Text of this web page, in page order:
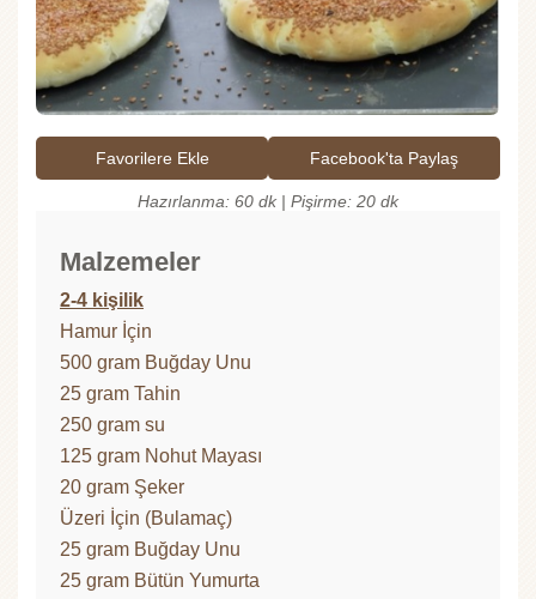
Favorilere Ekle Facebook'ta Paylaş
Hazırlanma: 60 dk | Pişirme: 20 dk
Malzemeler
2-4 kişilik
Hamur İçin
500 gram Buğday Unu
25 gram Tahin
250 gram su
125 gram Nohut Mayası
20 gram Şeker
Üzeri İçin (Bulamaç)
25 gram Buğday Unu
25 gram Bütün Yumurta